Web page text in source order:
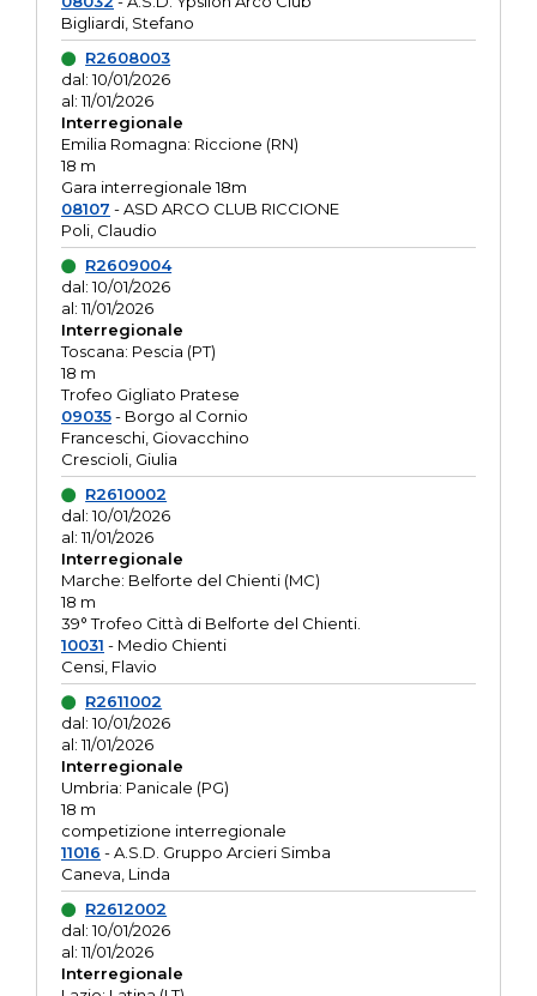
Bigliardi, Stefano
R2608003
dal: 10/01/2026
al: 11/01/2026
Interregionale
Emilia Romagna: Riccione (RN)
18 m
Gara interregionale 18m
08107 - ASD ARCO CLUB RICCIONE
Poli, Claudio
R2609004
dal: 10/01/2026
al: 11/01/2026
Interregionale
Toscana: Pescia (PT)
18 m
Trofeo Gigliato Pratese
09035- Borgo al Cornio
Franceschi, Giovacchino
Crescioli, Giulia
R2610002
dal: 10/01/2026
al: 11/01/2026
Interregionale
Marche: Belforte del Chienti (MC)
18 m
39° Trofeo Città di Belforte del Chienti.
10031 - Medio Chienti
Censi, Flavio
R2611002
dal: 10/01/2026
al: 11/01/2026
Interregionale
Umbria: Panicale (PG)
18 m
competizione interregionale
11016 - A.S.D. Gruppo Arcieri Simba
Caneva, Linda
R2612002
dal: 10/01/2026
al: 11/01/2026
Interregionale